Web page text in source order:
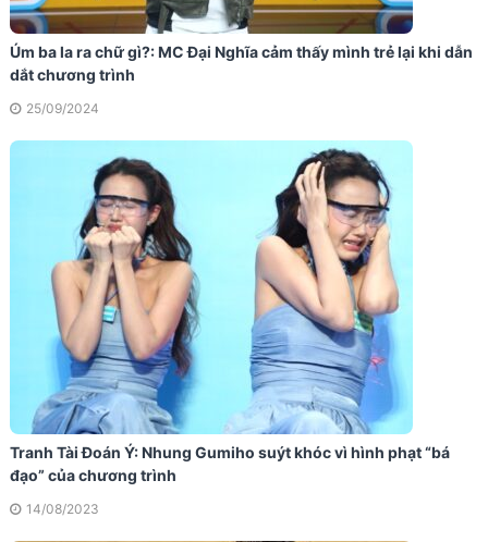
Úm ba la ra chữ gì?: MC Đại Nghĩa cảm thấy mình trẻ lại khi dẫn
dắt chương trình
25/09/2024
Tranh Tài Đoán Ý: Nhung Gumiho suýt khóc vì hình phạt “bá
đạo” của chương trình
14/08/2023